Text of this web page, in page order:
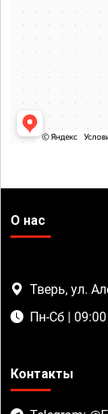
О нас
Тверь, ул.
Пн-Сб |
Контакты